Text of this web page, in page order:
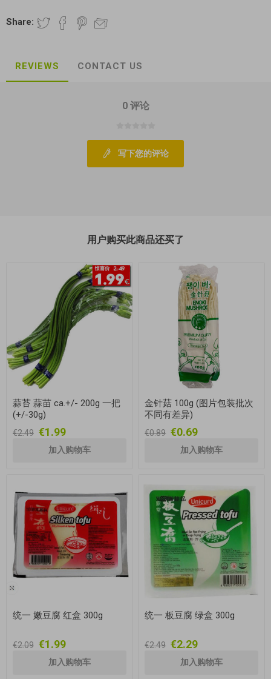
Share:
REVIEWS CONTACT US
0 评论
写下您的评论
用户购买此商品还买了
蒜苔 蒜苗 ca.+/- 200g 一把
(+/-30g)
€2.49 €1.99
金针菇 100g (图片包装批次
不同有差异)
€0.89 €0.69
统一 嫩豆腐 红盒 300g
€2.09 €1.99
统一 板豆腐 绿盒 300g
€2.49 €2.29